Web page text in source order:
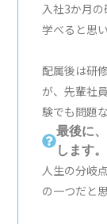
入社3か月
学べると思い
配属後は研
が、先輩社
験でも問題
最後に
します。
人生の分岐
の一つだと